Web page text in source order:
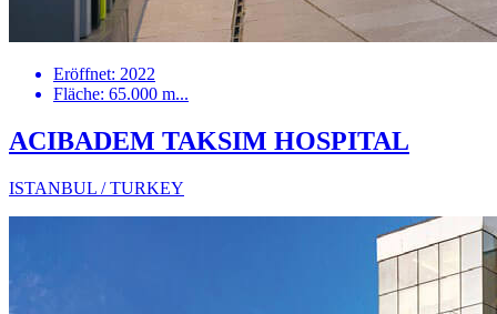
Eröffnet: 2022
Fläche: 65.000 m...
ACIBADEM TAKSIM HOSPITAL
ISTANBUL / TURKEY